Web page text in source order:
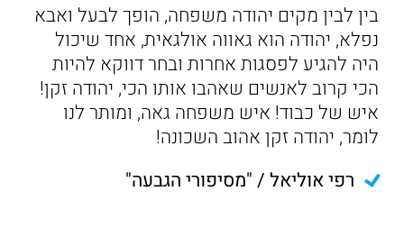
בין לבין מקים יהודה משפחה, הופך לבעל ואבא
נפלא, יהודה הוא גאווה אולגאית, אחד שיכול
היה להגיע לפסגות אחרות ובחר דווקא להיות
הכי קרוב לאנשים שאהבו אותו הכי, יהודה זקן!
איש של כבוד! איש משפחה גאה, ומותר לנו
לומר, יהודה זקן אהוב השכונה!
רפי אוליאל / "מסיפורי הגבעה"